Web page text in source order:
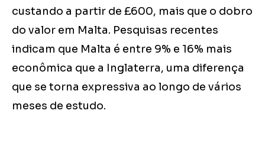
custando a partir de £600, mais que o dobro
do valor em Malta. Pesquisas recentes
indicam que Malta é entre 9% e 16% mais
econômica que a Inglaterra, uma diferença
que se torna expressiva ao longo de vários
meses de estudo.